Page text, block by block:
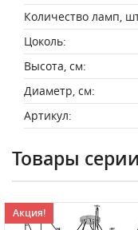
Количество ламп,
Цоколь:
Высота, см:
Диаметр, см:
Артикул:
Товары
Акция!